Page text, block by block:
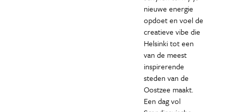
nieuwe energie
opdoet en voel de
creatieve vibe die
Helsinki tot een
van de meest
inspirerende
steden van de
Oostzee maakt.
Een dag vol